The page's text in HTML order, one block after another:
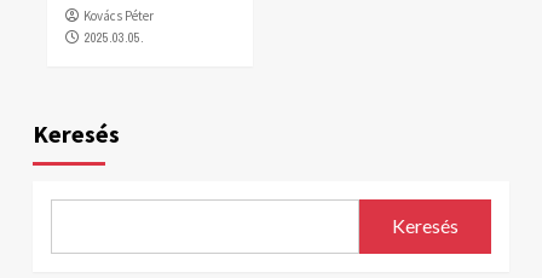
Kovács Péter
2025.03.05.
Keresés
Keresés